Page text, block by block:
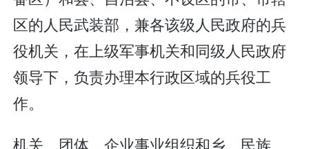
区的人民武装部，兼各该级人民政府的兵
役机关，在上级军事机关和同级人民政府
领导下，负责办理本行政区域的兵役工
作。
机关、团体、企业事业组织和乡、民族